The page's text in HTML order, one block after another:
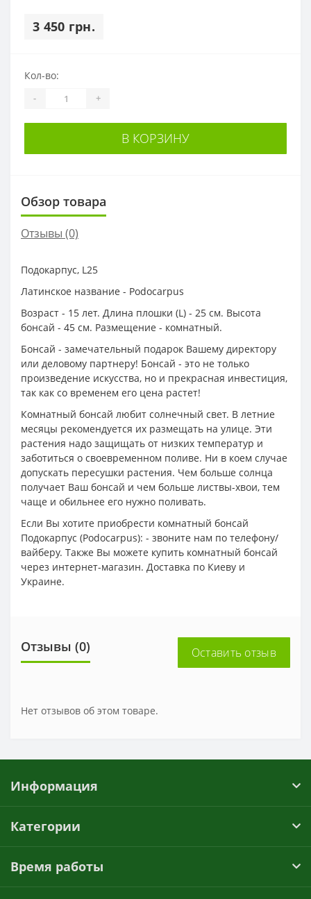
3 450 грн.
Кол-во:
- +
В КОРЗИНУ
Обзор товара
Отзывы (0)
Подокарпус, L25
Латинское название - Podocarpus
Возраст - 15 лет. Длина плошки (L) - 25 см. Высота
бонсай - 45 см. Размещение - комнатный.
Бонсай - замечательный подарок Вашему директору
или деловому партнеру! Бонсай - это не только
произведение искусства, но и прекрасная инвестиция,
так как со временем его цена растет!
Комнатный бонсай любит солнечный свет. В летние
месяцы рекомендуется их размещать на улице. Эти
растения надо защищать от низких температур и
заботиться о своевременном поливе. Ни в коем случае
допускать пересушки растения. Чем больше солнца
получает Ваш бонсай и чем больше листвы-хвои, тем
чаще и обильнее его нужно поливать.
Если Вы хотите приобрести комнатный бонсай
Подокарпус (Podocarpus): - звоните нам по телефону/
вайберу. Также Вы можете купить комнатный бонсай
через интернет-магазин. Доставка по Киеву и
Украине.
Отзывы (0) Оставить отзыв
Нет отзывов об этом товаре.
Информация
Категории
Время работы